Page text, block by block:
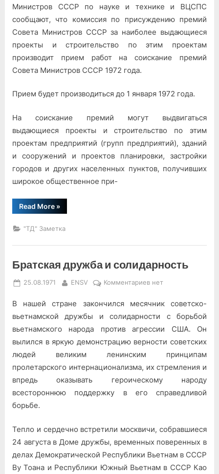
соискание
Министров СССР по науке и технике и ВЦСПС
сообща­ют, что комиссия по присуждению премий
Совета Министров СССР за наиболее выдающиеся
проекты и строительство по этим проектам
производит прием работ на соиска­ние премий
Совета Министров СССР 1972 года.
Прием будет производиться до 1 января 1972 года.
На соискание премий могут вы­двигаться
выдающиеся проекты и строительство по этим
проектам предприятий (групп предприятий), зданий
и сооружений и проектов планировки, застройки
городов и других населенных пунктов, полу­чивших
широкое общественное при-
Read More“На
соискание
»
"ТД" Заметка
Братская дружба и солидарность
Posted
25.08.1971 By
ENSV Комментариевк
Братская
дружба
нет
В нашей стране закончился ме­сячник советско-
вьетнамской дру­жбы и солидарности с борьбой
вьетнамского народа против агрес­сии США. Он
вылился в яркую де­монстрацию верности советских
людей великим ленинским принци­пам
пролетарского интернациона­лизма, их стремления и
впредь оказывать героическому народу
всестороннюю поддержку в его справедливой
борьбе.
Тепло и сердечно встретили мо­сквичи, собравшиеся
24 августа в Доме дружбы, временных поверен­ных в
делах Демократической Рес­публики Вьетнам в СССР
Ву Тоана и Республики Южный Вьетнам в СССР Као